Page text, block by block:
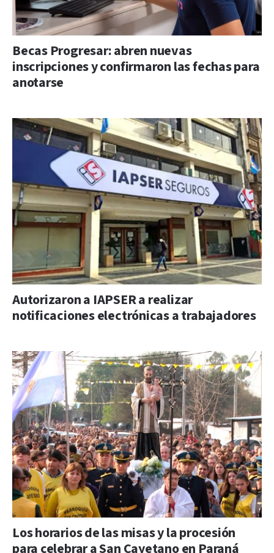
Becas Progresar: abren nuevas
inscripciones y confirmaron las fechas para
anotarse
Autorizaron a IAPSER a realizar
notificaciones electrónicas a trabajadores
Los horarios de las misas y la procesión
para celebrar a San Cayetano en Paraná